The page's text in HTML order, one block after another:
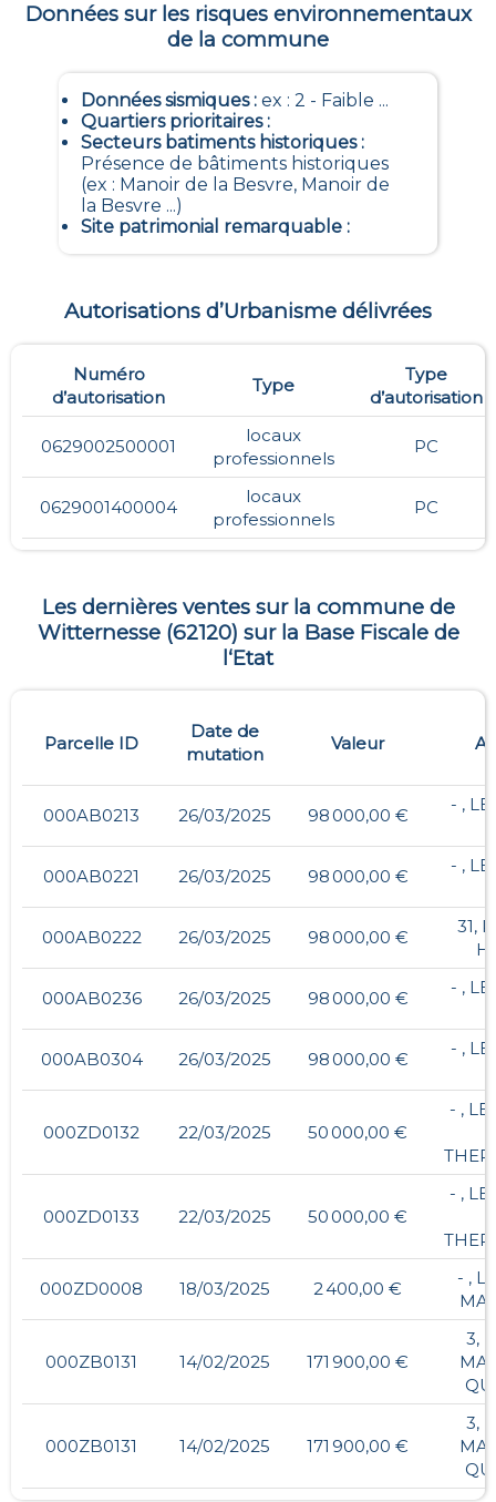
Données sur les risques environnementaux
de la commune
Données sismiques: ex : 2 - Faible ...
Quartiers prioritaires:
Secteurs batiments historiques:
Présence de bâtiments historiques
(ex : Manoir de la Besvre, Manoir de
la Besvre ...)
Site patrimonial remarquable:
Autorisations d’Urbanisme délivrées
Numéro
d’autorisation
Type
Type
d’autorisation
0629002500001
locaux
professionnels
PC
0629001400004
locaux
professionnels
PC
Les dernières ventes sur la commune de
Witternesse(62120) sur la Base Fiscale de
l‘Etat
Parcelle ID
Date de
mutation
Valeur
000AB0213 26/03/2025 98 000,00 €
- , LE
000AB0221 26/03/2025 98 000,00 €
- , LE
000AB0222 26/03/2025 98 000,00 €
31,
000AB0236 26/03/2025 98 000,00 €
- , LE
000AB0304 26/03/2025 98 000,00 €
- , LE
000ZD0132 22/03/2025 50 000,00 €
- ,
000ZD0133 22/03/2025 50 000,00 €
- ,
000ZD0008 18/03/2025 2 400,00 €
- ,
000ZB0131 14/02/2025 171 900,00 €
3,
000ZB0131 14/02/2025 171 900,00 €
3,